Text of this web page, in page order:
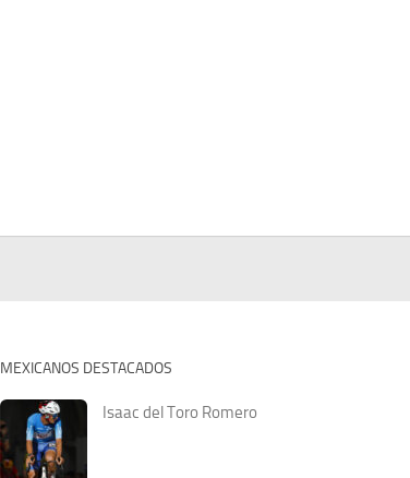
MEXICANOS DESTACADOS
Isaac del Toro Romero